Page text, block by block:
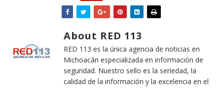
About RED 113
RED 113 es la única agencia de noticias en
Michoacán especializada en información de
seguridad. Nuestro sello es la seriedad, la
calidad de la información y la excelencia en el